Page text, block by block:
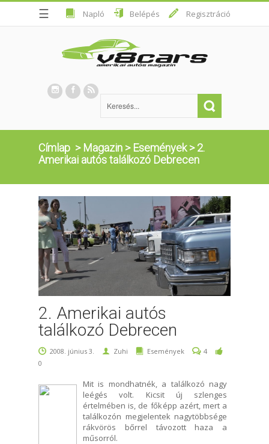
☰ Napló Belépés Regisztráció
Címlap > Magazin > Események>2.
Amerikai autós találkozó Debrecen
2. Amerikai autós
találkozó Debrecen
2008. június 3. Zuhi Események
4
0
Mit is mondhatnék, a találkozó nagy
leégés volt. Kicsit új szlenges
értelmében is, de főképp azért, mert a
találkozón megjelentek nagytöbbsége
rákvörös bőrrel távozott haza a
műsorról.